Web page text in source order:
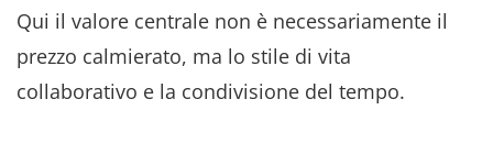
Qui il valore centrale non è necessariamente il
prezzo calmierato, ma lo stile di vita
collaborativo e la condivisione del tempo.